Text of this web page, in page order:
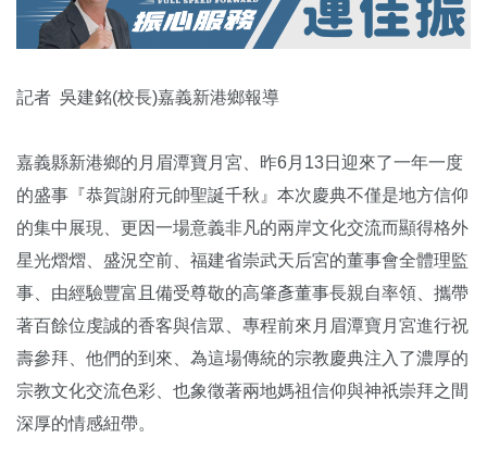
記者 吳建銘(校長)嘉義新港鄉報導
嘉義縣新港鄉的月眉潭寶月宮、昨6月13日迎來了一年一度
的盛事『恭賀謝府元帥聖誕千秋』本次慶典不僅是地方信仰
的集中展現、更因一場意義非凡的兩岸文化交流而顯得格外
星光熠熠、盛況空前、福建省崇武天后宮的董事會全體理監
事、由經驗豐富且備受尊敬的高肇彥董事長親自率領、攜帶
著百餘位虔誠的香客與信眾、專程前來月眉潭寶月宮進行祝
壽參拜、他們的到來、為這場傳統的宗教慶典注入了濃厚的
宗教文化交流色彩、也象徵著兩地媽祖信仰與神祇崇拜之間
深厚的情感紐帶。